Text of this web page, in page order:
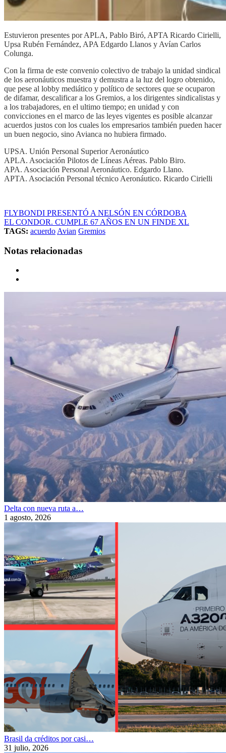
Estuvieron presentes por APLA, Pablo Biró, APTA Ricardo Cirielli,
Upsa Rubén Fernández, APA Edgardo Llanos y Avían Carlos
Colunga.
Con la firma de este convenio colectivo de trabajo la unidad sindical
de los aeronáuticos muestra y demustra a la luz del logro obtenido,
que pese al lobby mediático y político de sectores que se ocuparon
de difamar, descalificar a los Gremios, a los dirigentes sindicalistas y
a los trabajadores, en el ultimo tiempo; en unidad y con
convicciones en el marco de las leyes vigentes es posible alcanzar
acuerdos justos con los cuales los empresarios también pueden hacer
un buen negocio, sino Avianca no hubiera firmado.
UPSA. Unión Personal Superior Aeronáutico
APLA. Asociación Pilotos de Líneas Aéreas. Pablo Biro.
APA. Asociación Personal Aeronáutico. Edgardo Llano.
APTA. Asociación Personal técnico Aeronáutico. Ricardo Cirielli
FLYBONDI PRESENTÓ A NELSÓN EN CÓRDOBA
EL CONDOR. CUMPLE 67 AÑOS EN UN FINDE XL
TAGS: acuerdo Avian Gremios
Notas relacionadas
Delta con nueva ruta a…
1 agosto, 2026
Brasil da créditos por casi…
31 julio, 2026